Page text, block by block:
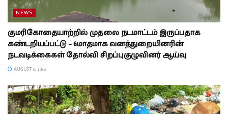
NEWS
குமரிகோதையாற்றில் முதலை நடமாட்டம் இருப்பதாக
கண்டறியப்பட்டு – 6மாதமாக வனத்துறையினரின்
நடவடிக்கைகள் தோல்வி சிறப்புகுழுவினர் ஆய்வு
AUGUST 6, 2026